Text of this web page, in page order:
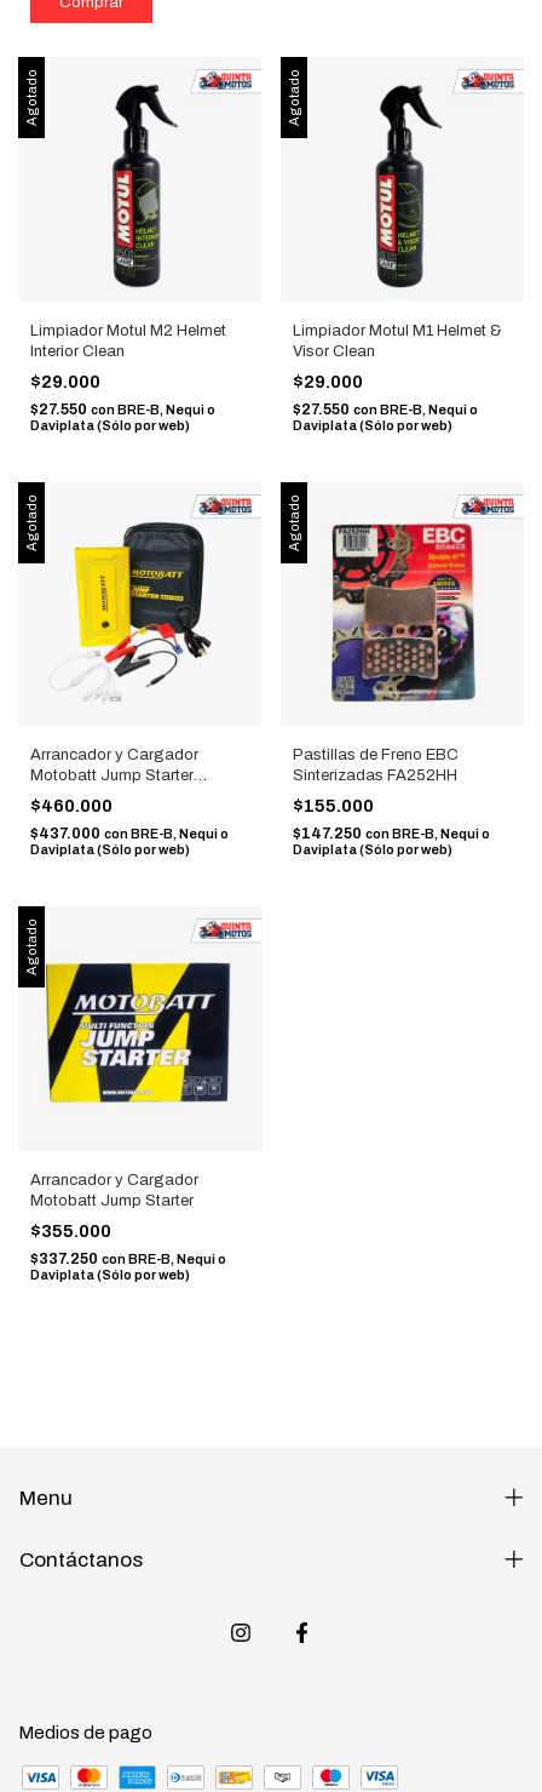
Agotado
Limpiador Motul M2 Helmet
Interior Clean
$29.000
$27.550 conBRE-B, Nequi o
Daviplata (Sólo por web)
Agotado
Limpiador Motul M1 Helmet &
Visor Clean
$29.000
$27.550 con BRE-B, Nequi o
Daviplata (Sólo por web)
Agotado
Arrancador y Cargador
Motobatt Jump Starter
MBJ7500B
$460.000
$437.000 con BRE-B, Nequi o
Daviplata (Sólo por web)
Agotado
Pastillas de Freno EBC
Sinterizadas FA252HH
$155.000
$147.250 con BRE-B, Nequi o
Daviplata (Sólo por web)
Agotado
Arrancador y Cargador
Motobatt Jump Starter
$355.000
$337.250 conBRE-B, Nequi o
Daviplata (Sólo por web)
Menu
Contáctanos
Medios de pago